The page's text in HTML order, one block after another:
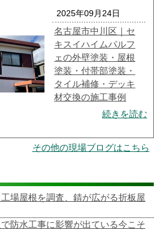
2025年09月24日
名古屋市中川区｜セ
キスイハイムパルフ
ェの外壁塗装・屋根
塗装・付帯部塗装・
タイル補修・デッキ
材交換の施工事例
続きを読む
その他の現場ブログはこちら
場屋根を調査、錆が広がる折板屋
防水工事に影響が出ている今こそ